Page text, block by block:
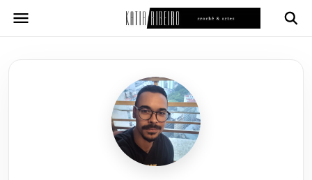
para